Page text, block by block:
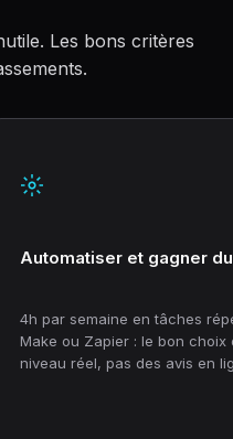
Les bons critères
Automatiser et gagner
4h par semaine en tâches
Make ou Zapier : le bon choix
niveau réel, pas des avis en